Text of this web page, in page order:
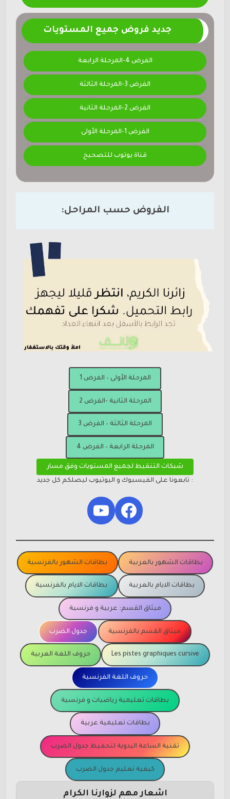
جديد فروض جميع المستويات
الفرض 4-المرحلة الرابعة
الفرض 3-المرحلة الثالثة
الفرض 2-المرحلة الثانية
الفرض 1-المرحلة الأولى
قناة يوتوب للتصحيح
الفروض حسب المراحل:
المرحلة الأولى – الفرض 1
المرحلة الثانية -الفرض 2
المرحلة الثالثة – الفرض 3
المرحلة الرابعة – الفرض 4
شبكات التنقيط لجميع المستويات وفق مسار
: تابعونا على الفيسبوك و اليوتيوب ليصلكم كل جديد
Facebook
YouTube
بطاقات الشهور بالعربية بطاقات الشهور بالفرنسية
بطاقات الايام بالعربية بطاقات الايام بالفرنسية
ميثاق القسم: عربية و فرنسية
ميثاق القسم بالفرنسية جدول الضرب
Les pistes graphiques cursive حروف اللغة العربية
حروف اللغة الفرنسية
بطاقات تعليمية رياضيات و فرنسية
بطاقات تعليمية عربية
تقنية الساعة اليدوية لتحفيظ جدول الضرب
كيفية تعليم جدول الضرب
اشعار مهم لزوارنا الكرام